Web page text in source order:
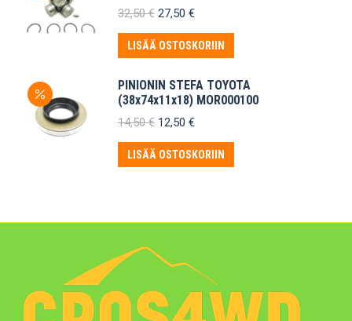
32,50€ Alkuperäinen
oli:
32,50 €.
27,50 €Nykyinen
on:
27,50 €.
LISÄÄ OSTOSKORIIN
PINIONIN STEFA TOYOTA
(38x74x11x18) MOR000100
14,50€ Alkuperäinen
oli:
14,50 €.
12,50 €Nykyinen
on:
12,50 €.
LISÄÄ OSTOSKORIIN